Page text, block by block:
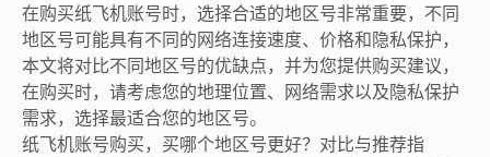
在购买纸飞机账号时，选择合适的地区号非常重要，不同
地区号可能具有不同的网络连接速度、价格和隐私保护，
本文将对比不同地区号的优缺点，并为您提供购买建议，
在购买时，请考虑您的地理位置、网络需求以及隐私保护
需求，选择最适合您的地区号。
纸飞机账号购买，买哪个地区号更好？对比与推荐指